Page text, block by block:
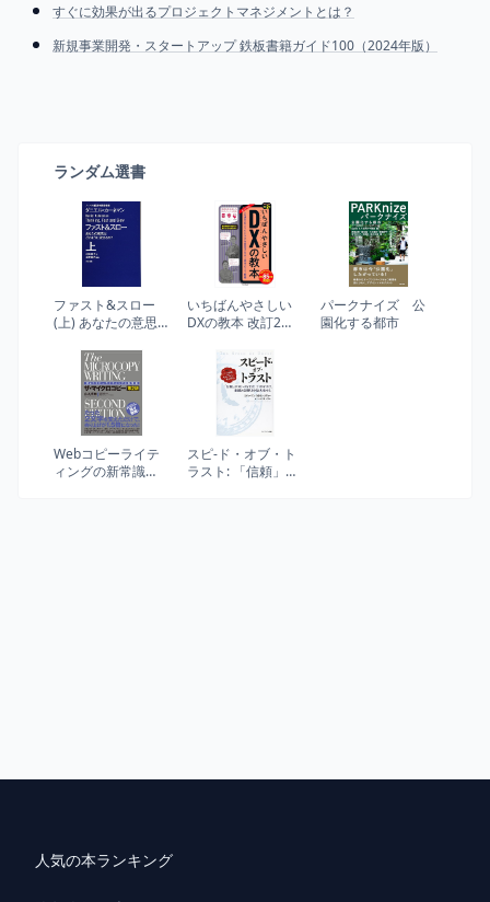
すぐに効果が出るプロジェクトマネジメントとは？
新規事業開発・スタートアップ 鉄板書籍ガイド100（2024年版）
ランダム選書
ファスト&スロー
(上) あなたの意思
るか? (ハヤカワ・
ノンフィクション
いちばんやさしい
DXの教本 改訂2
えるビジネスを変
革するAI時代のIT
パークナイズ 公
園化する都市
Webコピーライテ
ィングの新常識
スピ-ド・オブ・ト
ラスト: 「信頼」が
人気の本ランキング